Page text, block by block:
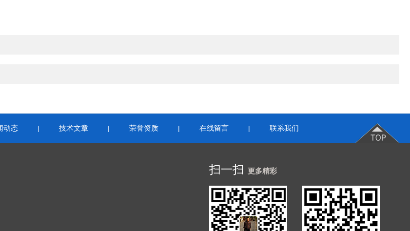
动态 | 技术文章 | 荣誉资质 | 在线留言 | 联系我们
扫一扫 更多精彩